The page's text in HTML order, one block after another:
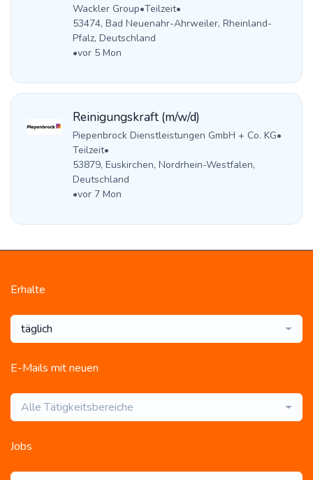
Wackler Group•Teilzeit•
53474, Bad Neuenahr-Ahrweiler, Rheinland-
Pfalz, Deutschland
•vor 5 Mon
Reinigungskraft (m/w/d)
Piepenbrock Dienstleistungen GmbH + Co. KG•
Teilzeit•
53879, Euskirchen, Nordrhein-Westfalen,
Deutschland
•vor 7 Mon
Erhalte
täglich
E-Mails mit neuen
Alle Tätigkeitsbereiche
Jobs